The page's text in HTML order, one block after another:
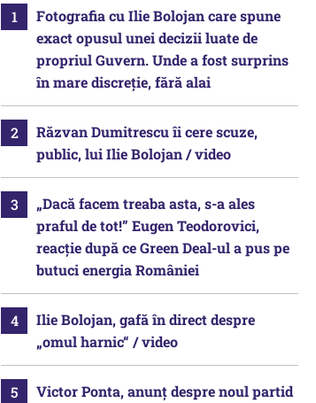
Fotografia cu Ilie Bolojan care spune
exact opusul unei decizii luate de
propriul Guvern. Unde a fost surprins
în mare discreție, fără alai
Răzvan Dumitrescu îi cere scuze,
public, lui Ilie Bolojan / video
„Dacă facem treaba asta, s-a ales
praful de tot!” Eugen Teodorovici,
reacție după ce Green Deal-ul a pus pe
butuci energia României
Ilie Bolojan, gafă în direct despre
„omul harnic“ / video
Victor Ponta, anunț despre noul partid